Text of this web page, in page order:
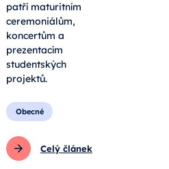
patří maturitním
ceremoniálům,
koncertům a
prezentacím
studentských
projektů.
Obecné
Celý článek